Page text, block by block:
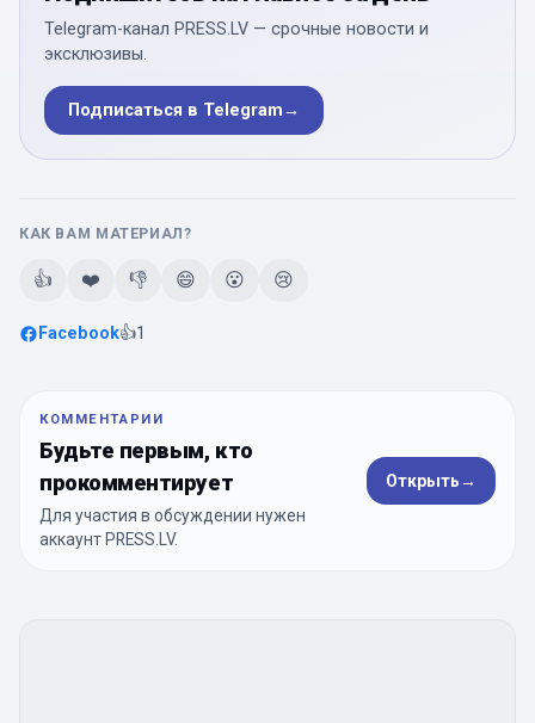
Telegram-канал PRESS.LV — срочные новости и
эксклюзивы.
Подписаться в Telegram→
КАК ВАМ МАТЕРИАЛ?
👍 ❤️ 👎 😄 😮 😢
Facebook👍1
КОММЕНТАРИИ
Будьте первым, кто
прокомментирует
Для участия в обсуждении нужен
аккаунт PRESS.LV.
Открыть→